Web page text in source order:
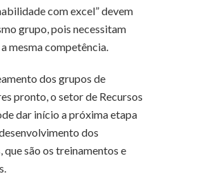
com excel” devem
grupo, pois necessitam
mesma competência.
dos grupos de
pronto, o setor de Recursos
dar início a próxima etapa
dos
que são os treinamentos e